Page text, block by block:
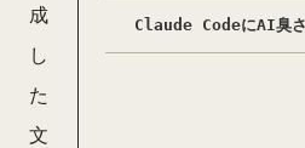
成
し
た
文
Claude CodeにAI臭さ